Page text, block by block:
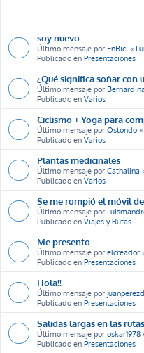
soy nuevo
Último mensaje por EnBici «
Publicado en Presentaciones
¿Qué significa soñar con
Último mensaje por
Publicado en Varios
Ciclismo + Yoga para
Último mensaje por Ostondo «
Publicado en Varios
Plantas medicinales
Último mensaje por Cathalina
Publicado en Varios
Se me rompió el móvil
Último mensaje por
Publicado en Viajes y Rutas
Me presento
Último mensaje por elcreador
Publicado en Presentaciones
Hola!!
Último mensaje por
Publicado en Presentaciones
Salidas largas en las rutas
Último mensaje por oskar1978
Publicado en Presentaciones